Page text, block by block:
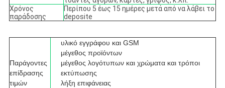
Χρόνος
παράδοσης
Περίπου 5 έως 15 ημέρες μετά από να λάβει το
deposite
Παράγοντες
επίδρασης
τιμών
υλικό εγγράφου και GSM
μέγεθος προϊόντων
μέγεθος λογότυπων και χρώματα και τρόποι
εκτύπωσης
λήξη επιφάνειας